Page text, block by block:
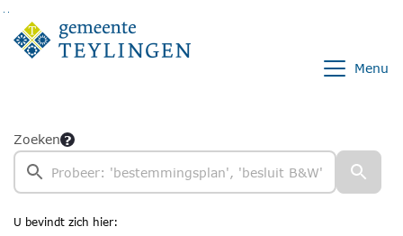
Ga naar de inhoud van deze pagina
Ga naar het zoeken
Ga naar het menu
Menu
Zoeken
U bevindt zich hier: